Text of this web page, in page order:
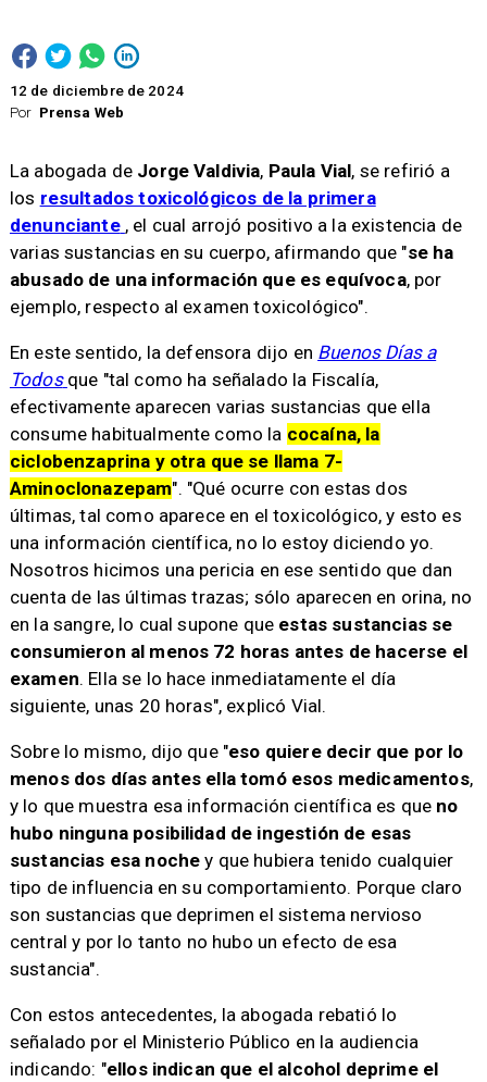
Por Prensa Web
12 de diciembre de 2024
La abogada de Jorge Valdivia, Paula Vial, se refirió a
los resultados toxicológicos de la primera
denunciante , el cual arrojó positivo a la existencia de
varias sustancias en su cuerpo, afirmando que "se ha
abusado de una información que es equívoca, por
ejemplo, respecto al examen toxicológico".
En este sentido, la defensora dijo en Buenos Días a
Todos que "tal como ha señalado la Fiscalía,
efectivamente aparecen varias sustancias que ella
consume habitualmente como la cocaína, la
ciclobenzaprina y otra que se llama 7-
Aminoclonazepam". "Qué ocurre con estas dos
últimas, tal como aparece en el toxicológico, y esto es
una información científica, no lo estoy diciendo yo.
Nosotros hicimos una pericia en ese sentido que dan
cuenta de las últimas trazas; sólo aparecen en orina, no
en la sangre, lo cual supone que estas sustancias se
consumieron al menos 72 horas antes de hacerse el
examen. Ella se lo hace inmediatamente el día
siguiente, unas 20 horas", explicó Vial.
Sobre lo mismo, dijo que "eso quiere decir que por lo
menos dos días antes ella tomó esos medicamentos,
y lo que muestra esa información científica es que no
hubo ninguna posibilidad de ingestión de esas
sustancias esa nochey que hubiera tenido cualquier
tipo de influencia en su comportamiento. Porque claro
son sustancias que deprimen el sistema nervioso
central y por lo tanto no hubo un efecto de esa
sustancia".
Con estos antecedentes, la abogada rebatió lo
señalado por el Ministerio Público en la audiencia
indicando: "ellos indican que el alcohol deprime el